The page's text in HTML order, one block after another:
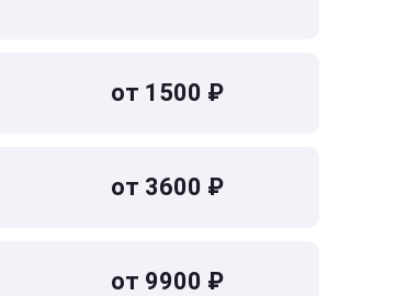
от 1500 ₽
от 3600 ₽
от 9900 ₽